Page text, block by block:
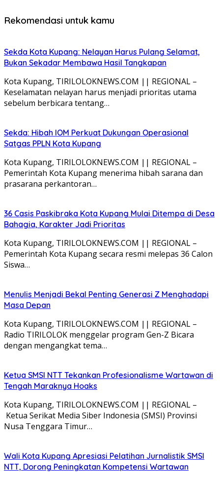
Rekomendasi untuk kamu
Sekda Kota Kupang: Nelayan Harus Pulang Selamat,
Bukan Sekadar Membawa Hasil Tangkapan
Kota Kupang, TIRILOLOKNEWS.COM || REGIONAL –
Keselamatan nelayan harus menjadi prioritas utama
sebelum berbicara tentang…
Sekda: Hibah IOM Perkuat Dukungan Operasional
Satgas PPLN Kota Kupang
Kota Kupang, TIRILOLOKNEWS.COM || REGIONAL –
Pemerintah Kota Kupang menerima hibah sarana dan
prasarana perkantoran…
36 Casis Paskibraka Kota Kupang Mulai Ditempa di Desa
Bahagia, Karakter Jadi Prioritas
Kota Kupang, TIRILOLOKNEWS.COM || REGIONAL –
Pemerintah Kota Kupang secara resmi melepas 36 Calon
Siswa…
Menulis Menjadi Bekal Penting Generasi Z Menghadapi
Masa Depan
Kota Kupang, TIRILOLOKNEWS.COM || REGIONAL –
Radio TIRILOLOK menggelar program Gen-Z Bicara
dengan mengangkat tema…
Ketua SMSI NTT Tekankan Profesionalisme Wartawan di
Tengah Maraknya Hoaks
Kota Kupang, TIRILOLOKNEWS.COM || REGIONAL –
Ketua Serikat Media Siber Indonesia (SMSI) Provinsi
Nusa Tenggara Timur…
Wali Kota Kupang Apresiasi Pelatihan Jurnalistik SMSI
NTT, Dorong Peningkatan Kompetensi Wartawan